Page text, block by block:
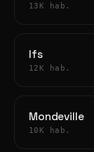
13K hab.
Ifs
12K hab.
Mondeville
10K hab.